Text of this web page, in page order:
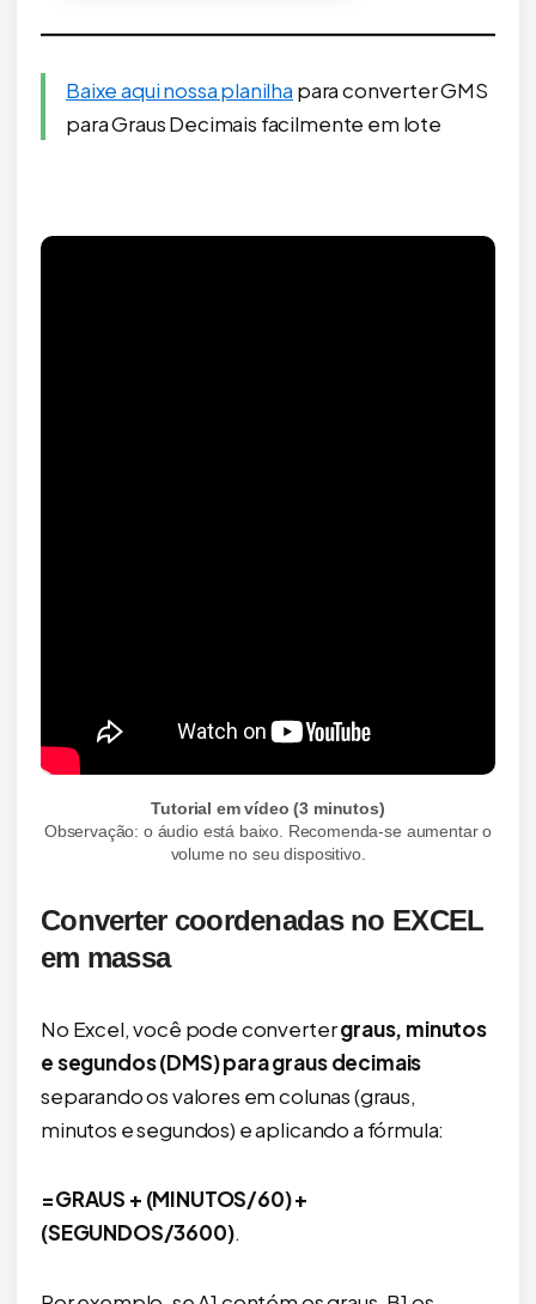
Baixe aqui nossa planilha para converter GMS
para Graus Decimais facilmente em lote
Tutorial em vídeo (3 minutos)
Observação: o áudio está baixo. Recomenda-se aumentar o
volume no seu dispositivo.
Converter coordenadas no EXCEL
em massa
No Excel, você pode convertergraus, minutos
e segundos (DMS) para graus decimais
separando os valores em colunas (graus,
minutos e segundos) e aplicando a fórmula:
=GRAUS + (MINUTOS/60) +
(SEGUNDOS/3600).